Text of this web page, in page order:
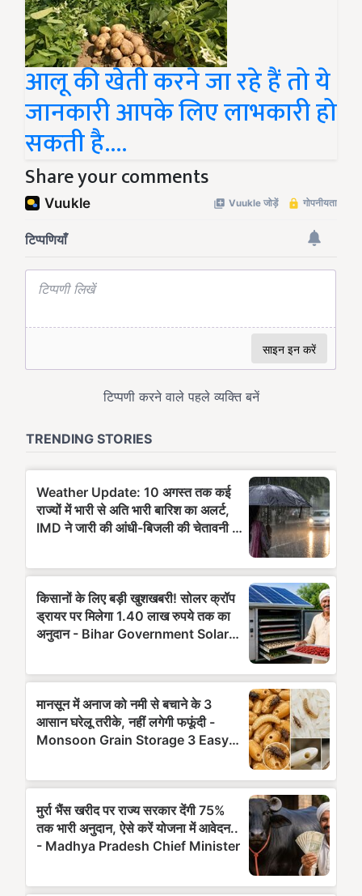
आलू की खेती करने जा रहे हैं तो ये
जानकारी आपके लिए लाभकारी हो
सकती है....
Share your comments